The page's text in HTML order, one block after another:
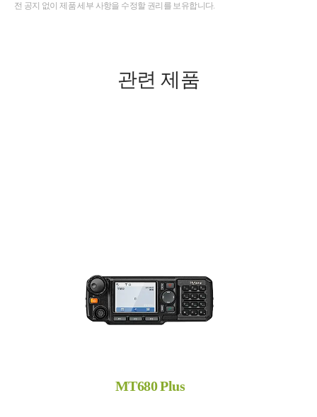
전 공지 없이 제품 세부 사항을 수정할 권리를 보유합니다.
관련 제품
MT680 Plus